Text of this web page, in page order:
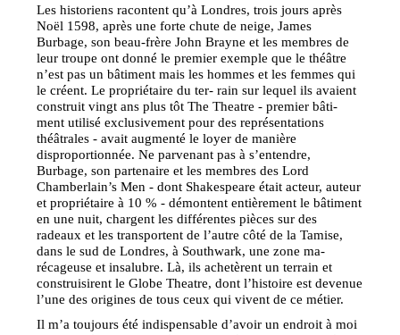
Les historiens racontent qu’à Londres, trois jours après
Noël 1598, après une forte chute de neige, James
Burbage, son beau-frère John Brayne et les membres de
leur troupe ont donné le premier exemple que le théâtre
n’est pas un bâtiment mais les hommes et les femmes qui
le créent. Le propriétaire du ter- rain sur lequel ils avaient
construit vingt ans plus tôt The Theatre - premier bâti-
ment utilisé exclusivement pour des représentations
théâtrales - avait augmenté le loyer de manière
disproportionnée. Ne parvenant pas à s’entendre,
Burbage, son partenaire et les membres des Lord
Chamberlain’s Men - dont Shakespeare était acteur, auteur
et propriétaire à 10 % - démontent entièrement le bâtiment
en une nuit, chargent les différentes pièces sur des
radeaux et les transportent de l’autre côté de la Tamise,
dans le sud de Londres, à Southwark, une zone ma-
récageuse et insalubre. Là, ils achetèrent un terrain et
construisirent le Globe Theatre, dont l’histoire est devenue
l’une des origines de tous ceux qui vivent de ce métier.
Il m’a toujours été indispensable d’avoir un endroit à moi